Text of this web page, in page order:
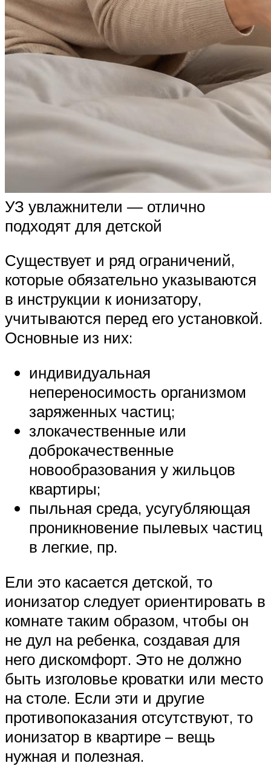
УЗ увлажнители — отлично
подходят для детской
Существует и ряд ограничений,
которые обязательно указываются
в инструкции к ионизатору,
учитываются перед его установкой.
Основные из них:
индивидуальная
непереносимость организмом
заряженных частиц;
злокачественные или
доброкачественные
новообразования у жильцов
квартиры;
пыльная среда, усугубляющая
проникновение пылевых частиц
в легкие, пр.
Ели это касается детской, то
ионизатор следует ориентировать в
комнате таким образом, чтобы он
не дул на ребенка, создавая для
него дискомфорт. Это не должно
быть изголовье кроватки или место
на столе. Если эти и другие
противопоказания отсутствуют, то
ионизатор в квартире – вещь
нужная и полезная.